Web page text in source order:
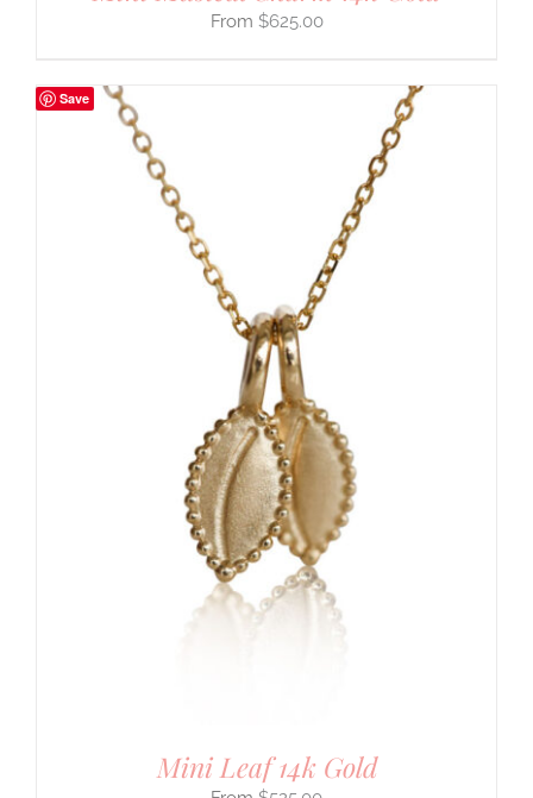
$625.00
Save
Mini Leaf 14k Gold